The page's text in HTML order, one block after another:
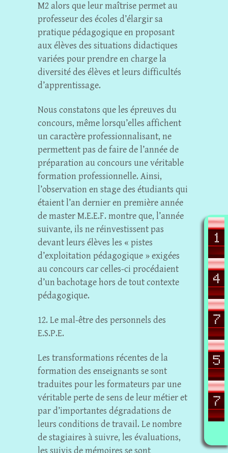
M2 alors que leur maîtrise permet au
professeur des écoles d’élargir sa
pratique pédagogique en proposant
aux élèves des situations didactiques
variées pour prendre en charge la
diversité des élèves et leurs difficultés
d’apprentissage.
Nous constatons que les épreuves du
concours, même lorsqu’elles affichent
un caractère professionnalisant, ne
permettent pas de faire de l’année de
préparation au concours une véritable
formation professionnelle. Ainsi,
l’observation en stage des étudiants qui
étaient l’an dernier en première année
de master M.E.E.F. montre que, l’année
suivante, ils ne réinvestissent pas
devant leurs élèves les « pistes
d’exploitation pédagogique » exigées
au concours car celles-ci procédaient
d’un bachotage hors de tout contexte
pédagogique.
12. Le mal-être des personnels des
E.S.P.E.
Les transformations récentes de la
formation des enseignants se sont
traduites pour les formateurs par une
véritable perte de sens de leur métier et
par d’importantes dégradations de
leurs conditions de travail. Le nombre
de stagiaires à suivre, les évaluations,
les suivis de mémoires se sont